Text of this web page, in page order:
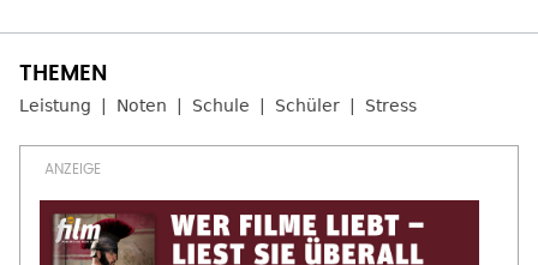
Leistung Noten Schule Schüler Stress